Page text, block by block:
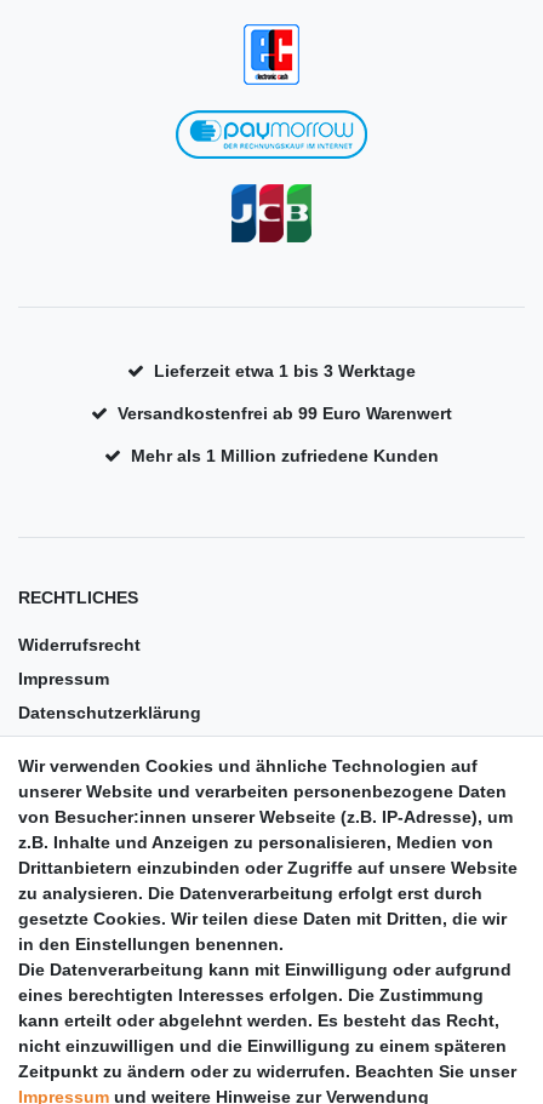
Lieferzeit etwa 1 bis 3 Werktage
Versandkostenfrei ab 99 Euro Warenwert
Mehr als 1 Million zufriedene Kunden
RECHTLICHES
Widerrufsrecht
Impressum
Datenschutzerklärung
Barrierefreiheit
Anleitungen
Vertrag widerrufen
PARTNER
DHL
GLS
PaketPLUS
Wir verwenden Cookies und ähnliche Technologien auf
unserer Website und verarbeiten personenbezogene Daten
von Besucher:innen unserer Webseite (z.B. IP-Adresse), um
z.B. Inhalte und Anzeigen zu personalisieren, Medien von
Drittanbietern einzubinden oder Zugriffe auf unsere Website
zu analysieren. Die Datenverarbeitung erfolgt erst durch
gesetzte Cookies. Wir teilen diese Daten mit Dritten, die wir
in den Einstellungen benennen.
Die Datenverarbeitung kann mit Einwilligung oder aufgrund
eines berechtigten Interesses erfolgen. Die Zustimmung
kann erteilt oder abgelehnt werden. Es besteht das Recht,
nicht einzuwilligen und die Einwilligung zu einem späteren
Zeitpunkt zu ändern oder zu widerrufen. Beachten Sie unser
Impressum und weitere Hinweise zur Verwendung